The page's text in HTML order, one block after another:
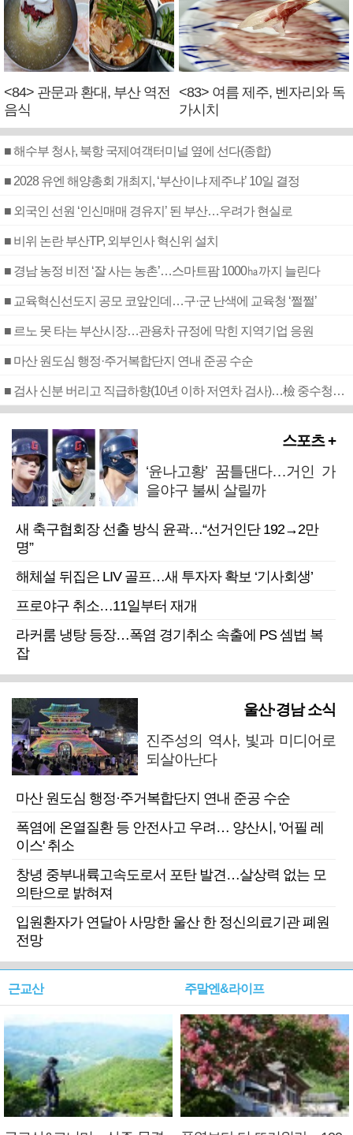
<84> 관문과 환대, 부산 역전
음식
<83> 여름 제주, 벤자리와 독
가시치
■ 해수부 청사, 북항 국제여객터미널 옆에 선다(종합)
■ 2028 유엔 해양총회 개최지, ‘부산이냐 제주냐’ 10일 결정
■ 외국인 선원 ‘인신매매 경유지’ 된 부산…우려가 현실로
■ 비위 논란 부산TP, 외부인사 혁신위 설치
■ 경남 농정 비전 ‘잘 사는 농촌’…스마트팜 1000㏊까지 늘린다
■ 교육혁신선도지 공모 코앞인데…구·군 난색에 교육청 ‘쩔쩔’
■ 르노 못 타는 부산시장…관용차 규정에 막힌 지역기업 응원
■ 마산 원도심 행정·주거복합단지 연내 준공 수순
■ 검사 신분 버리고 직급하향(10년 이하 저연차 검사)…檢 중수청행 기피
스포츠 +
‘윤나고황’ 꿈틀댄다…거인 가
을야구 불씨 살릴까
새 축구협회장 선출 방식 윤곽…“선거인단 192→2만
명”
해체설 뒤집은 LIV 골프…새 투자자 확보 ‘기사회생’
프로야구 취소…11일부터 재개
라커룸 냉탕 등장…폭염 경기취소 속출에 PS 셈법 복
잡
울산·경남 소식
진주성의 역사, 빛과 미디어로
되살아난다
마산 원도심 행정·주거복합단지 연내 준공 수순
폭염에 온열질환 등 안전사고 우려… 양산시, '어필 레
이스' 취소
창녕 중부내륙고속도로서 포탄 발견…살상력 없는 모
의탄으로 밝혀져
입원환자가 연달아 사망한 울산 한 정신의료기관 폐원
전망
근교산 주말엔&라이프